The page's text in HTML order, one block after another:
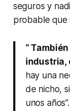
seguros y
probable que
“
industria,
hay una
de nicho,
unos años”.